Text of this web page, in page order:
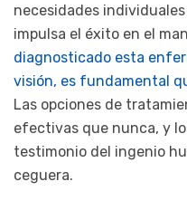
necesidades
impulsa el éxito en el
diagnosticado esta
visión, es fundamental
Las opciones de
efectivas que nunca, y
testimonio del ingenio
ceguera.